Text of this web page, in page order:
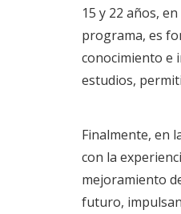
15 y 22 años,
programa, es
conocimiento e
estudios,
Finalmente, en
con la
mejoramiento
futuro,